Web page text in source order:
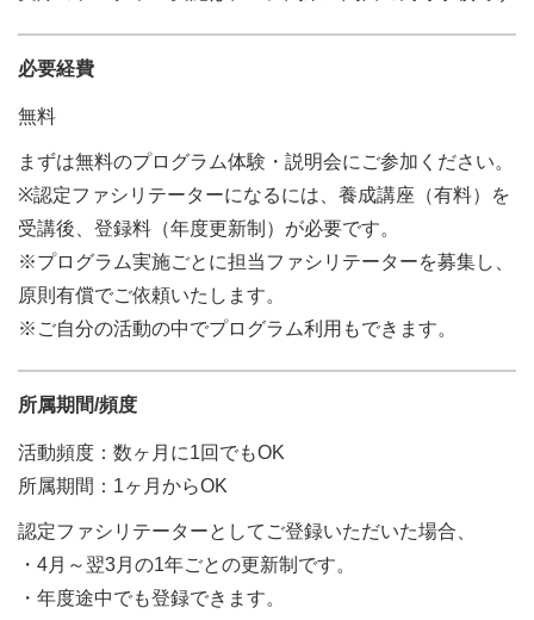
必要経費
無料
まずは無料のプログラム体験・説明会にご参加ください。
※認定ファシリテーターになるには、養成講座（有料）を
受講後、登録料（年度更新制）が必要です。
※プログラム実施ごとに担当ファシリテーターを募集し、
原則有償でご依頼いたします。
※ご自分の活動の中でプログラム利用もできます。
所属期間/頻度
活動頻度：数ヶ月に1回でもOK
所属期間：1ヶ月からOK
認定ファシリテーターとしてご登録いただいた場合、
・4月～翌3月の1年ごとの更新制です。
・年度途中でも登録できます。